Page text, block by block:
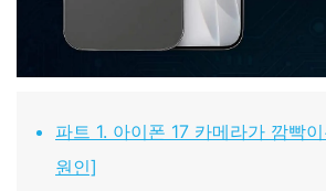
파트 1. 아이폰 17 카메라가 깜빡
원인]